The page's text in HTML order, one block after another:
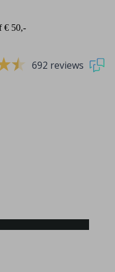
€ 50,-
692 reviews